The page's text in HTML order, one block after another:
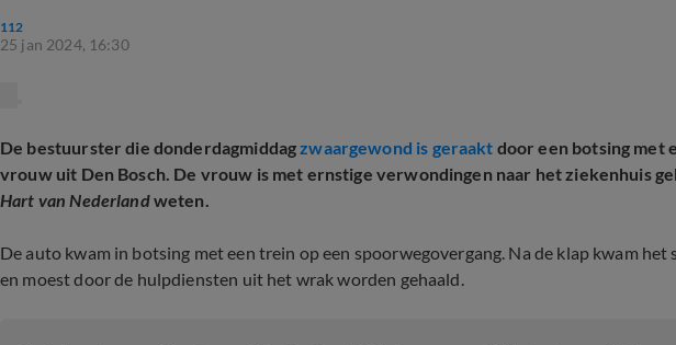
112
25 jan 2024, 16:30
De bestuurster die donderdagmiddagzwaargewond is geraakt door een botsing met
vrouw uit Den Bosch. De vrouw is met ernstige verwondingen naar het ziekenhuis
Hart van Nederlandweten.
De auto kwam in botsing met een trein op een spoorwegovergang. Na de klap kwam
en moest door de hulpdiensten uit het wrak worden gehaald.